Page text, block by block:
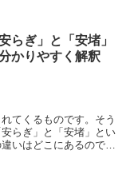
らぎ」と「安堵」
かりやすく解釈
てくるものです。そう
らぎ」と「安堵」とい
いはどこにあるのでし